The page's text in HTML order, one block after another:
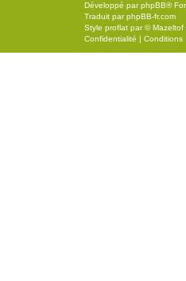
Développé parphpBB®
Traduit parphpBB-fr.com
Style proflat par ©Mazeltof
Confidentialité | Conditions